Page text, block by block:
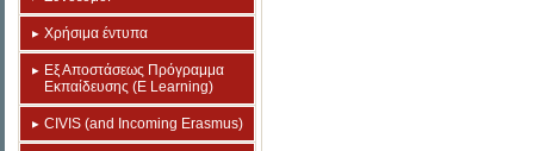
Χρήσιμα έντυπα
Εξ Αποστάσεως Πρόγραμμα
Εκπαίδευσης (E Learning)
CIVIS (and Incoming Erasmus)